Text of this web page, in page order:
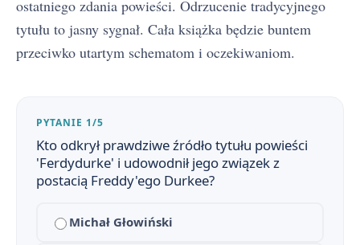
ostatniego zdania powieści. Odrzucenie tradycyjnego
tytułu to jasny sygnał. Cała książka będzie buntem
przeciwko utartym schematom i oczekiwaniom.
PYTANIE 1/5
Kto odkrył prawdziwe źródło tytułu powieści
'Ferdydurke' i udowodnił jego związek z
postacią Freddy'ego Durkee?
Michał Głowiński